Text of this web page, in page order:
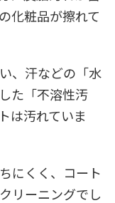
化粧品が擦れて
、汗などの「水
た「不溶性汚
は汚れていま
にくく、コート
リーニングでし